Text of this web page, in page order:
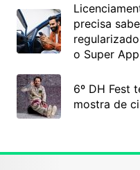
precisa
o Super
6º DH Fest
mostra de